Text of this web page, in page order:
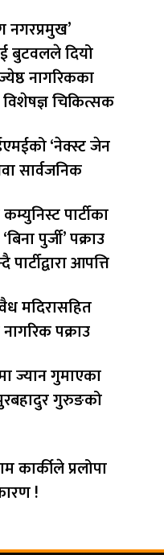
नगरप्रमुख’
बुटवलले दियो
नागरिकका
चिकित्सक
‘नेक्स्ट जेन
सार्वजनिक
कम्युनिस्ट पार्टीका
पुर्जी’ पक्राउ
आपत्ति
मदिरासहित
पक्राउ
मा ज्यान गुमाएका
पुरबहादुर गुरुङको
कार्कीले प्रलोपा
!